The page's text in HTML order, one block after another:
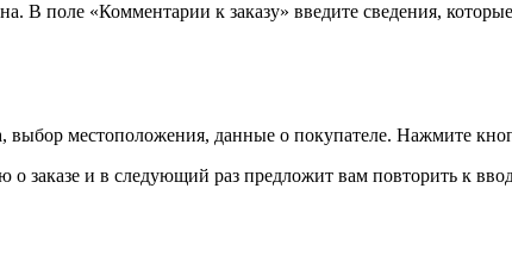
В поле «Комментарии к заказу» введите сведения,
выбор местоположения, данные о покупателе. Нажмите
заказе и в следующий раз предложит вам повторить к